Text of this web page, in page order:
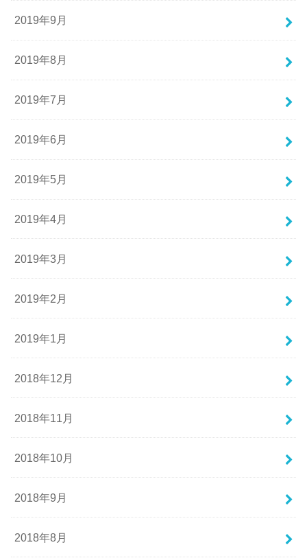
2019年9月
2019年8月
2019年7月
2019年6月
2019年5月
2019年4月
2019年3月
2019年2月
2019年1月
2018年12月
2018年11月
2018年10月
2018年9月
2018年8月